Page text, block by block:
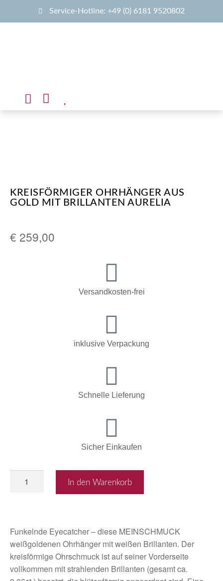
Service-Hotline: +49 (0) 6181 9520802
KREISFÖRMIGER OHRHÄNGER AUS
GOLD MIT BRILLANTEN AURELIA
€ 259,00
Versandkosten-frei
inklusive Verpackung
Schnelle Lieferung
Sicher Einkaufen
In den Warenkorb
Funkelnde Eyecatcher – diese MEINSCHMUCK
weißgoldenen Ohrhänger mit weißen Brillanten. Der
kreisförmige Ohrschmuck ist auf seiner Vorderseite
vollkommen mit strahlenden Brillanten (gesamt ca.